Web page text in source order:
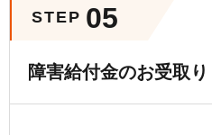
STEP 05
障害給付金のお受取り